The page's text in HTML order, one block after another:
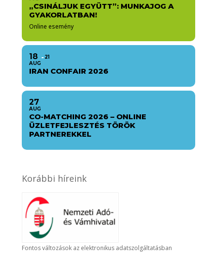
„CSINÁLJUK EGYÜTT”: MUNKAJOG A
GYAKORLATBAN!
Online esemény
18
AUG
21
IRAN CONFAIR 2026
27
AUG
CO-MATCHING 2026 – ONLINE
ÜZLETFEJLESZTÉS TÖRÖK
PARTNEREKKEL
Korábbi híreink
Fontos változások az elektronikus adatszolgáltatásban